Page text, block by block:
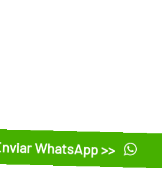
WhatsApp >>